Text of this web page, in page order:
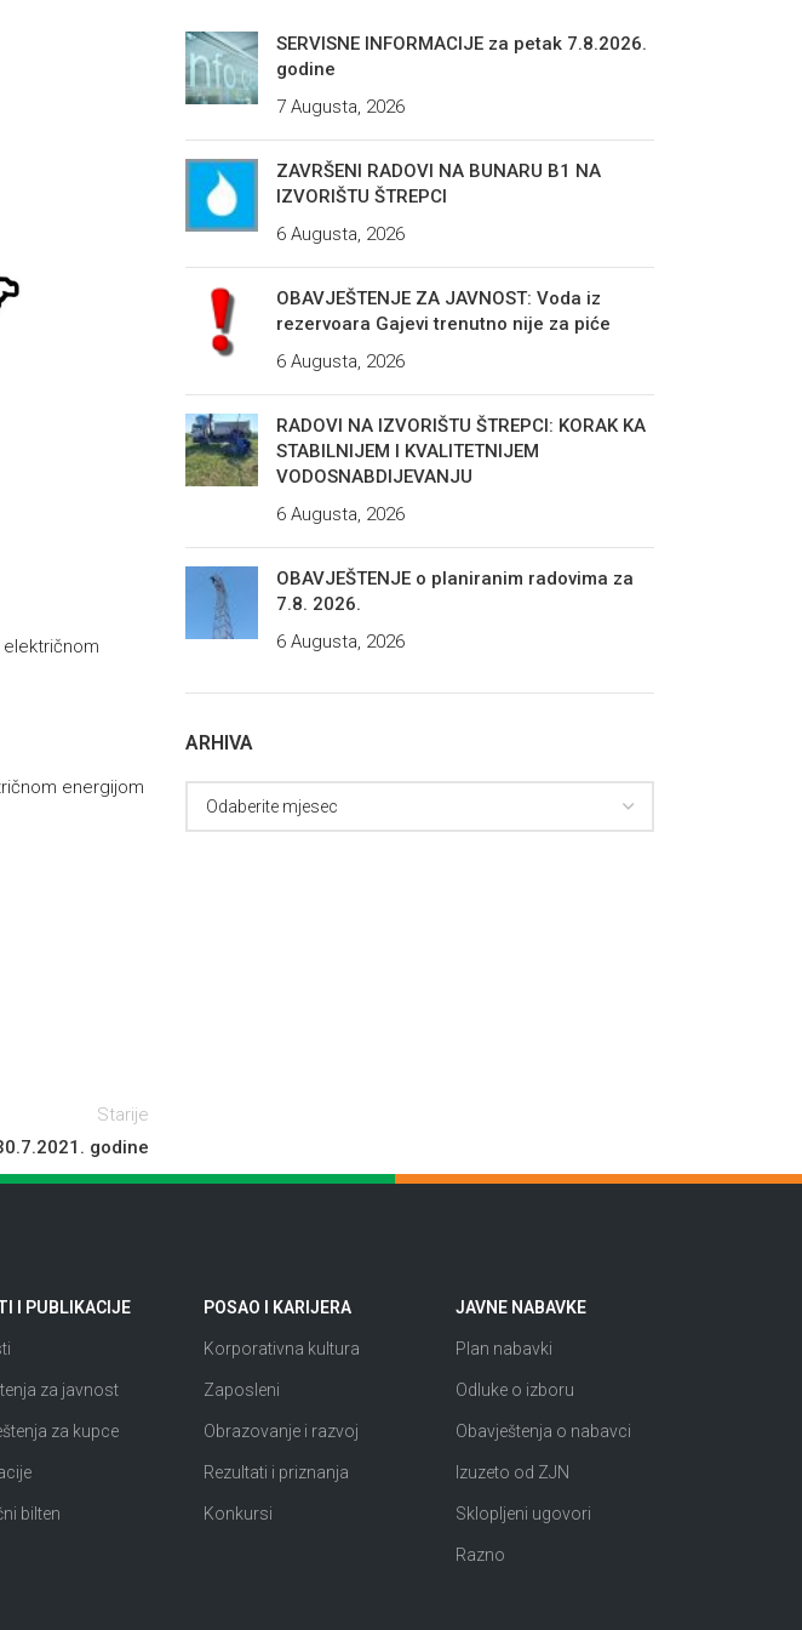
električnom
energijom
Starije
godine
SERVISNE INFORMACIJE za petak 7.8.2026.
godine
7 Augusta, 2026
ZAVRŠENI RADOVI NA BUNARU B1 NA
IZVORIŠTU ŠTREPCI
6 Augusta, 2026
OBAVJEŠTENJE ZA JAVNOST: Voda iz
rezervoara Gajevi trenutno nije za piće
6 Augusta, 2026
RADOVI NA IZVORIŠTU ŠTREPCI: KORAK KA
STABILNIJEM I KVALITETNIJEM
VODOSNABDIJEVANJU
6 Augusta, 2026
OBAVJEŠTENJE o planiranim radovima za
7.8. 2026.
6 Augusta, 2026
ARHIVA
I PUBLIKACIJE
za javnost
za kupce
bilten
POSAO I KARIJERA
Korporativna kultura
Zaposleni
Obrazovanje i razvoj
Rezultati i priznanja
Konkursi
JAVNE NABAVKE
Plan nabavki
Odluke o izboru
Obavještenja o nabavci
Izuzeto od ZJN
Sklopljeni ugovori
Razno